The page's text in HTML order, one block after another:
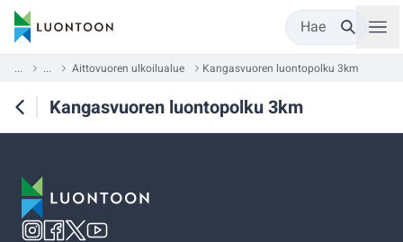
Hae
... ... Aittovuoren ulkoilualue Kangasvuoren luontopolku 3km
Kangasvuoren luontopolku 3km